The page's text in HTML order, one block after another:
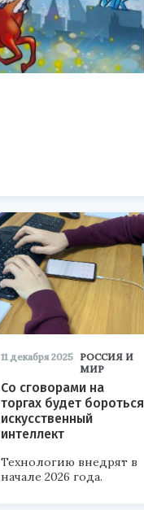
11 декабря 2025 РОССИЯ И
МИР
Со сговорами на
торгах будет бороться
искусственный
интеллект
Технологию внедрят в
начале 2026 года.